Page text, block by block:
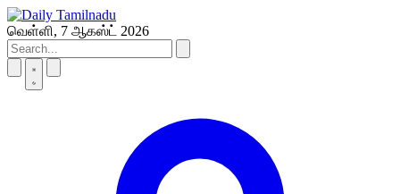
Skip
to
content
வெள்ளி, 7 ஆகஸ்ட் 2026